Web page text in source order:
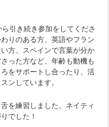
引き続き参加をしてくださ
りのある方、英語やフラン
方、スペインで言葉が分か
った方など、年齢も動機も
をサポートし合ったり、活
ンしています。
を練習しました。ネイティ
でした！